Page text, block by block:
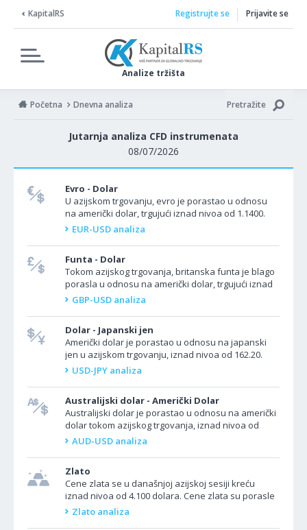
KapitalRS
Analize tržišta
Registrujte se Prijavite se
Početna Dnevna analiza Pretražite
Jutarnja analiza CFD instrumenata
08/07/2026
Evro - Dolar
U azijskom trgovanju, evro je porastao u odnosu
na američki dolar, trgujući iznad nivoa od 1.1400.
EUR/USD je porastao u azijskoj sesiji, nakon što...
EUR-USD analiza
Funta - Dolar
Tokom azijskog trgovanja, britanska funta je blago
porasla u odnosu na američki dolar, trgujući iznad
nivoa od 1.3300. GBP/USD se blago pomerio...
GBP-USD analiza
Dolar - Japanski jen
Američki dolar je porastao u odnosu na japanski
jen u azijskom trgovanju, iznad nivoa od 162.20.
USD/JPY je porastao u azijskoj sesiji na najviše...
USD-JPY analiza
Australijski dolar - Američki Dolar
Australijski dolar je porastao u odnosu na američki
dolar tokom azijskog trgovanja, iznad nivoa od
0.6900. AUD/USD je bio u porastu u azijskoj sesiji,
AUD-USD analiza
Zlato
Cene zlata se u današnjoj azijskoj sesiji kreću
iznad nivoa od 4.100 dolara. Cene zlata su porasle
u azijskoj sesiji, ali su u sredu bile volatilne,...
Zlato analiza